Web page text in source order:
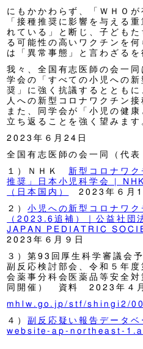
にもかかわらず、「ＷＨＯ
「接種推奨に影響を与える
れている」と断じ、子ども
る可能性の高いワクチンを
は「異常事態」と言わざるを
我々、全国有志医師の会一
学会の「すべての小児への
奨」に強く抗議するととも
人への新型コロナワクチン
また、同学会が「小児の健
立ち返ることを強く望みます
2023年６月24日
全国有志医師の会一同（代
１）ＮＨＫ 新型コロナワ
推奨」日本小児科学会 |
（日本国内）
2023年６月
２） 小児への新型コロナワ
（2023.6追補）｜公益社団
JAPAN PEDIATRIC
2023年６月９日
３）第93回厚生科学審議会
副反応検討部会、令和５年
会薬事分科会医薬品等安全
同開催） 資料 2023年４
mhlw.go.jp/stf/shingi2/
４） 副反応疑い報告データ
website-ap-northeast-